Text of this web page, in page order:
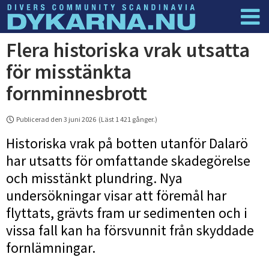
Dyknyheter Logga in
Flera historiska vrak utsatta
för misstänkta
fornminnesbrott
Publicerad den 3 juni 2026 (Läst 1 421 gånger.)
Historiska vrak på botten utanför Dalarö
har utsatts för omfattande skadegörelse
och misstänkt plundring. Nya
undersökningar visar att föremål har
flyttats, grävts fram ur sedimenten och i
vissa fall kan ha försvunnit från skyddade
fornlämningar.